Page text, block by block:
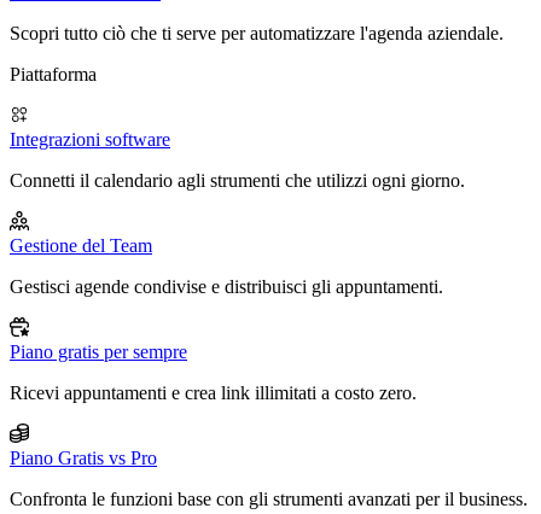
Scopri tutto ciò che ti serve per automatizzare l'agenda aziendale.
Piattaforma
Integrazioni software
Connetti il calendario agli strumenti che utilizzi ogni giorno.
Gestione del Team
Gestisci agende condivise e distribuisci gli appuntamenti.
Piano gratis per sempre
Ricevi appuntamenti e crea link illimitati a costo zero.
Piano Gratis vs Pro
Confronta le funzioni base con gli strumenti avanzati per il business.